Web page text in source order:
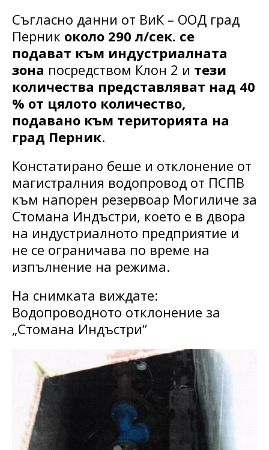
Съгласно данни от ВиК – ООД град
Перник около 290 л/сек. се
подават към индустриалната
зона посредством Клон 2 и тези
количества представляват над 40
% от цялото количество,
подавано към територията на
град Перник.
Констатирано беше и отклонение от
магистралния водопровод от ПСПВ
към напорен резервоар Могиличе за
Стомана Индъстри, което е в двора
на индустриалното предприятие и
не се ограничава по време на
изпълнение на режима.
На снимката виждате:
Водопроводното отклонение за
„Стомана Индъстри“